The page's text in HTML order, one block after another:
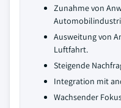
Zunahme von
Ausweitung von
Luftfahrt.
Steigende
Integration mit
Wachsender